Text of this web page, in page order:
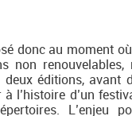
donc au moment
non
éditions,
l’histoire d’un